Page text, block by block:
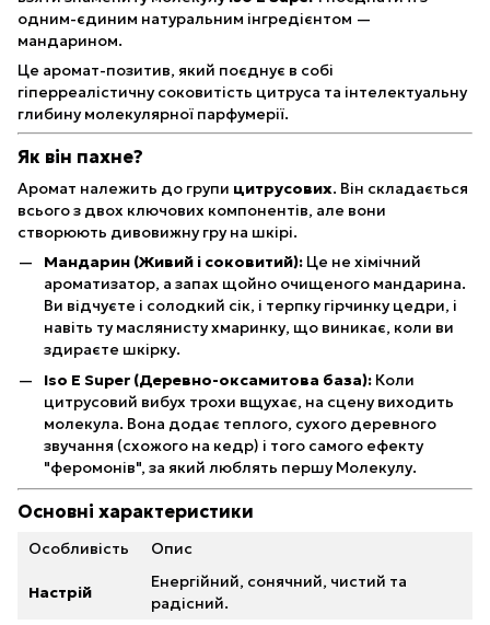
одним-єдиним натуральним інгредієнтом —
мандарином.
Це аромат-позитив, який поєднує в собі
гіперреалістичну соковитість цитруса та інтелектуальну
глибину молекулярної парфумерії.
Як він пахне?
Аромат належить до групи цитрусових. Він складається
всього з двох ключових компонентів, але вони
створюють дивовижну гру на шкірі.
Мандарин (Живий і соковитий): Це не хімічний
ароматизатор, а запах щойно очищеного мандарина.
Ви відчуєте і солодкий сік, і терпку гірчинку цедри, і
навіть ту маслянисту хмаринку, що виникає, коли ви
здираєте шкірку.
Iso E Super (Деревно-оксамитова база): Коли
цитрусовий вибух трохи вщухає, на сцену виходить
молекула. Вона додає теплого, сухого деревного
звучання (схожого на кедр) і того самого ефекту
"феромонів", за який люблять першу Молекулу.
Основні характеристики
Особливість Опис
Настрій
Енергійний, сонячний, чистий та
радісний.